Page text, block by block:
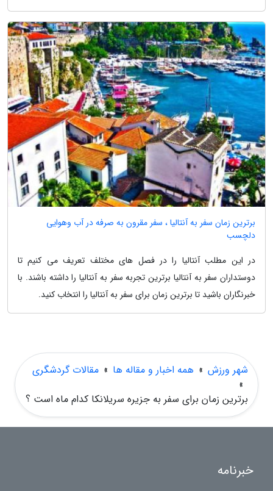
برترین زمان سفر به آنتالیا ، سفر مقرون به صرفه در آب وهوایی
دلچسب
در این مطلب آنتالیا را در فصل های مختلف تعریف می کنیم تا
دوستداران سفر به آنتالیا برترین تجربه سفر به آنتالیا را داشته باشند. با
خبرنگاران باشید تا برترین زمان برای سفر به آنتالیا را انتخاب کنید.
شهر ورزش » همه اخبار و مقاله ها » مقالات گردشگری
»
برترین زمان برای سفر به جزیره سریلانکا کدام ماه است ؟
خبرنامه